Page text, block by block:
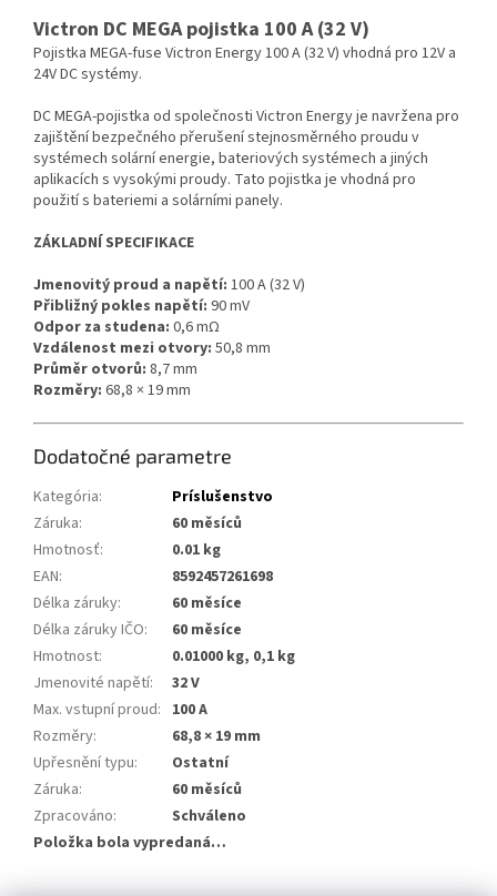
Victron DC MEGA pojistka 100 A (32 V)
Pojistka MEGA-fuse Victron Energy 100 A (32 V) vhodná pro 12V a
24V DC systémy.
DC MEGA-pojistka od společnosti Victron Energy je navržena pro
zajištění bezpečného přerušení stejnosměrného proudu v
systémech solární energie, bateriových systémech a jiných
aplikacích s vysokými proudy. Tato pojistka je vhodná pro
použití s bateriemi a solárními panely.
ZÁKLADNÍ SPECIFIKACE
Jmenovitý proud a napětí: 100 A (32 V)
Přibližný pokles napětí: 90 mV
Odpor za studena: 0,6 mΩ
Vzdálenost mezi otvory: 50,8 mm
Průměr otvorů: 8,7 mm
Rozměry: 68,8 × 19 mm
Dodatočné parametre
Kategória:
Príslušenstvo
Záruka:
60 měsíců
Hmotnosť:
0.01 kg
EAN:
8592457261698
Délka záruky:
60 měsíce
Délka záruky IČO:
60 měsíce
Hmotnost:
0.01000 kg, 0,1 kg
Jmenovité napětí:
32 V
Max. vstupní proud: 100 A
Rozměry:
68,8 × 19 mm
Upřesnění typu:
Ostatní
Záruka:
60 měsíců
Zpracováno:
Schváleno
Položka bola vypredaná…